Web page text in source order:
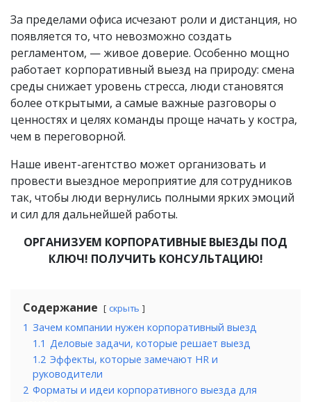
За пределами офиса исчезают роли и дистанция, но
появляется то, что невозможно создать
регламентом, — живое доверие. Особенно мощно
работает корпоративный выезд на природу: смена
среды снижает уровень стресса, люди становятся
более открытыми, а самые важные разговоры о
ценностях и целях команды проще начать у костра,
чем в переговорной.
Наше ивент-агентство может организовать и
провести выездное мероприятие для сотрудников
так, чтобы люди вернулись полными ярких эмоций
и сил для дальнейшей работы.
ОРГАНИЗУЕМ КОРПОРАТИВНЫЕ ВЫЕЗДЫ ПОД
КЛЮЧ! ПОЛУЧИТЬ КОНСУЛЬТАЦИЮ!
Содержание скрыть
1 Зачем компании нужен корпоративный выезд
1.1 Деловые задачи, которые решает выезд
1.2 Эффекты, которые замечают HR и
руководители
2 Форматы и идеи корпоративного выезда для